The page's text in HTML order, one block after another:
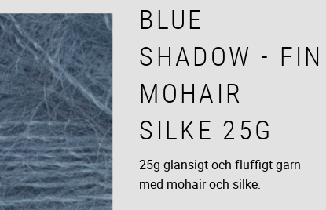
BLUE
SHADOW - FIN
MOHAIR
SILKE 25G
25g glansigt och fluffigt garn
med mohair och silke.